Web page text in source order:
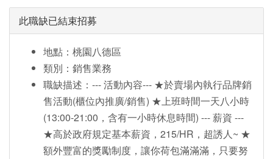
此職缺已結束招募
地點：桃園八德區
類別：銷售業務
職缺描述：--- 活動內容--- ★於賣場內執行品牌銷
售活動(櫃位內推廣/銷售) ★上班時間一天八小時
(13:00-21:00，含有一小時休息時間) --- 薪資 ---
★高於政府規定基本薪資，215/HR，超誘人~ ★
額外豐富的獎勵制度，讓你荷包滿滿滿，只要努